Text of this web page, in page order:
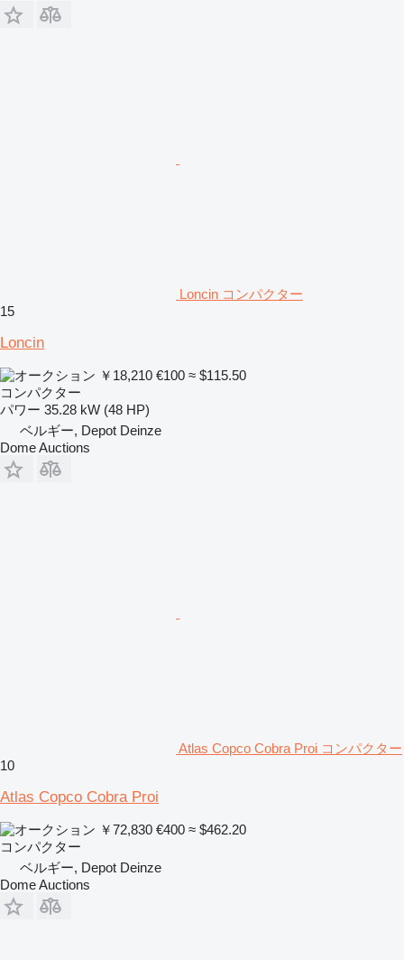
Loncin コンパクター
15
Loncin
￥18,210 €100 ≈ $115.50
コンパクター
パワー 35.28 kW (48 HP)
ベルギー, Depot Deinze
Dome Auctions
Atlas Copco Cobra Proi コンパクター
10
Atlas Copco Cobra Proi
￥72,830 €400 ≈ $462.20
コンパクター
ベルギー, Depot Deinze
Dome Auctions